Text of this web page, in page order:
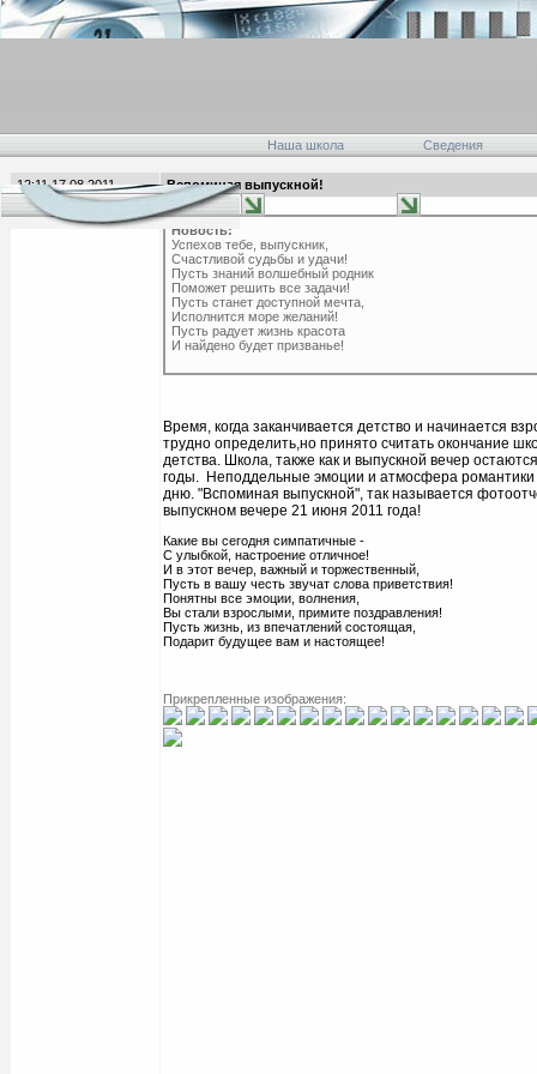
Наша школа Сведения
12:11 17.08.2011
Вспоминая выпускной!
Новость:
Успехов тебе, выпускник,
Счастливой судьбы и удачи!
Пусть знаний волшебный родник
Поможет решить все задачи!
Пусть станет доступной мечта,
Исполнится море желаний!
Пусть радует жизнь красота
И найдено будет призванье!
Время, когда заканчивается детство и начинается
трудно определить,но принято считать окончание
детства. Школа, также как и выпускной вечер
годы. Неподдельные эмоции и атмосфера романтики
дню. "Вспоминая выпускной", так называется
выпускном вечере 21 июня 2011 года!
Какие вы сегодня симпатичные -
С улыбкой, настроение отличное!
И в этот вечер, важный и торжественный,
Пусть в вашу честь звучат слова приветствия!
Понятны все эмоции, волнения,
Вы стали взрослыми, примите поздравления!
Пусть жизнь, из впечатлений состоящая,
Подарит будущее вам и настоящее!
Прикрепленные изображения: